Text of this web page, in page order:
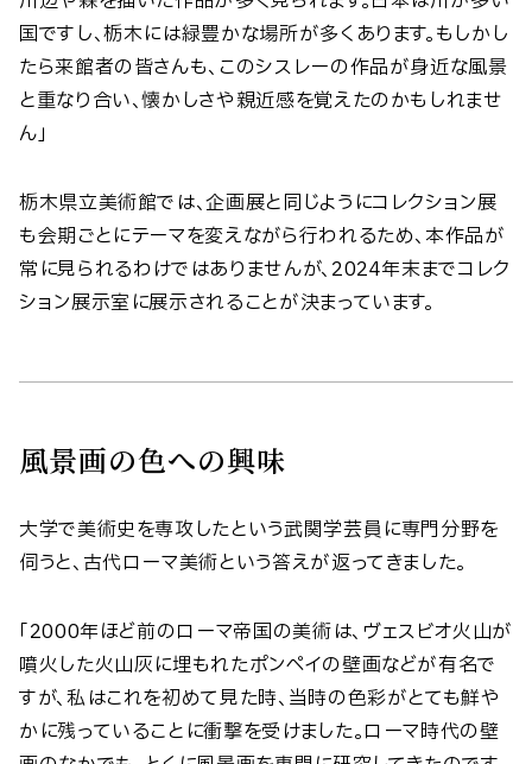
国ですし、栃木には緑豊かな場所が多くあります。もしかし
たら来館者の皆さんも、このシスレーの作品が身近な風景
と重なり合い、懐かしさや親近感を覚えたのかもしれませ
ん」
栃木県立美術館では、企画展と同じようにコレクション展
も会期ごとにテーマを変えながら行われるため、本作品が
常に見られるわけではありませんが、2024年末までコレク
ション展示室に展示されることが決まっています。
風景画の色への興味
大学で美術史を専攻したという武関学芸員に専門分野を
伺うと、古代ローマ美術という答えが返ってきました。
「2000年ほど前のローマ帝国の美術は、ヴェスビオ火山が
噴火した火山灰に埋もれたポンペイの壁画などが有名で
すが、私はこれを初めて見た時、当時の色彩がとても鮮や
かに残っていることに衝撃を受けました。ローマ時代の壁